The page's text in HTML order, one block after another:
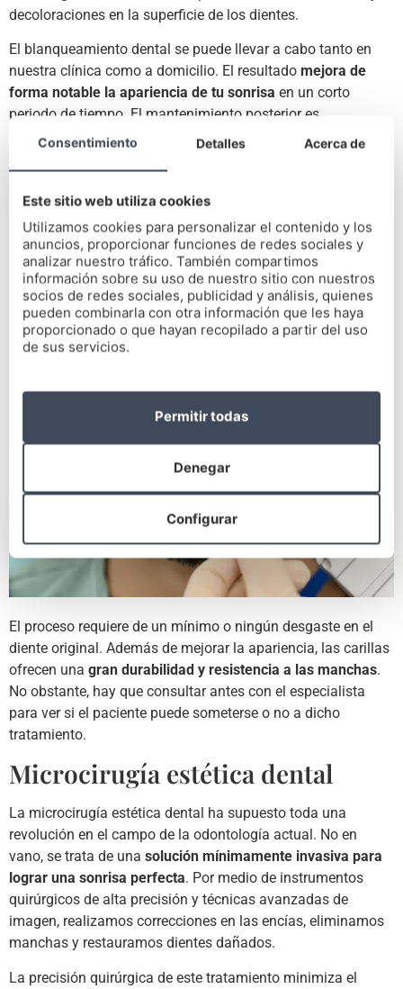
decoloraciones en la superficie de los dientes.
El blanqueamiento dental se puede llevar a cabo tanto en
nuestra clínica como a domicilio. El resultado mejora de
forma notable la apariencia de tu sonrisa en un corto
periodo de tiempo. El mantenimiento posterior es
fundamental para que estos resultados sean aún más
Carillas dentales
En Domus Dental somos especialistas en estética dental y
en el tratamiento decarillas dentales. Las carillas están
hechas de porcelana o resina compuesta y son finas
láminas que se adhieren a la superficie frontal de los dientes
paracorregir manchas o desalineación dental.
El proceso requiere de un mínimo o ningún desgaste en el
diente original. Además de mejorar la apariencia, las carillas
ofrecen una gran durabilidad y resistencia a las manchas.
No obstante, hay que consultar antes con el especialista
para ver si el paciente puede someterse o no a dicho
tratamiento.
Microcirugía estética dental
La microcirugía estética dental ha supuesto toda una
revolución en el campo de la odontología actual. No en
vano, se trata de una solución mínimamente invasiva para
lograr una sonrisa perfecta. Por medio de instrumentos
quirúrgicos de alta precisión y técnicas avanzadas de
imagen, realizamos correcciones en las encías, eliminamos
manchas y restauramos dientes dañados.
La precisión quirúrgica de este tratamiento minimiza el
Consentimiento Detalles Acerca de
Este sitio web utiliza cookies
Utilizamos cookies para personalizar el contenido y los
anuncios, proporcionar funciones de redes sociales y
analizar nuestro tráfico. También compartimos
información sobre su uso de nuestro sitio con nuestros
socios de redes sociales, publicidad y análisis, quienes
pueden combinarla con otra información que les haya
proporcionado o que hayan recopilado a partir del uso
de sus servicios.
Configurar
Denegar
Permitir todas